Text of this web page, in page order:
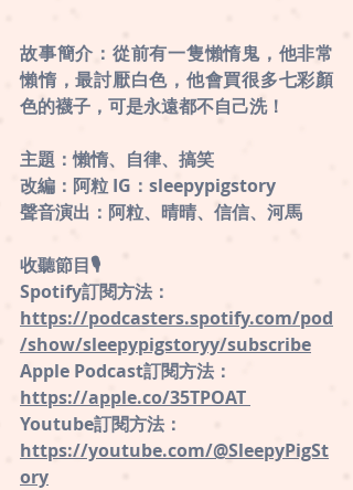
故事簡介：從前有一隻懶惰鬼，他非常
懶惰，最討厭白色，他會買很多七彩顏
色的襪子，可是永遠都不自己洗！
主題：懶惰、自律、搞笑
改編：阿粒 IG：sleepypigstory
聲音演出：阿粒、晴晴、信信、河馬
收聽節目🎙
Spotify訂閱方法：
⁠https://podcasters.spotify.com/pod
/show/sleepypigstoryy/subscribe
⁠Apple Podcast訂閱方法：
https://apple.co/35TPOAT
Youtube訂閱方法：
https://youtube.com/@SleepyPigSt
ory